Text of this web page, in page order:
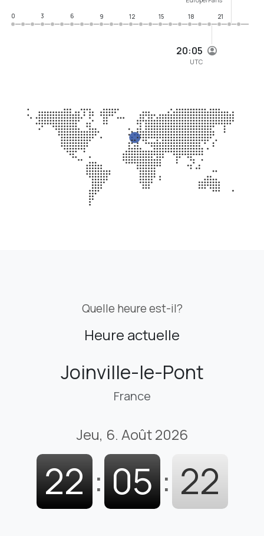
20:05
UTC
0
3 6 9 12 15 18 21
Quelle heure est-il?
Heure actuelle
Joinville-le-Pont
France
Jeu, 6. Août 2026
22 : 05 : 23